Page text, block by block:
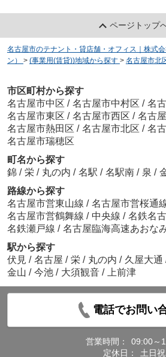
ページトップ
名古屋市のテナント・貸店舗・オフィス｜株式
ン）
> (事業用(賃貸))地域から探す > 名古屋市北
市区町村から探す
名古屋市中区 / 名古屋市中村区 / 名
名古屋市東区 / 名古屋市西区 / 名古
名古屋市熱田区 / 名古屋市北区 / 名
名古屋市瑞穂区
町名から探す
錦 / 栄 / 丸の内 / 名駅 / 名駅南 / 泉 /
路線から探す
名古屋市営東山線 / 名古屋市営桜通
名古屋市営鶴舞線 / 中央線 / 名鉄名
名鉄瀬戸線 / 名古屋臨海高速あおな
駅から探す
伏見 / 名古屋 / 栄 / 丸の内 / 久屋大通
金山 / 今池 / 大須観音 / 上前津
電話でお問い
営業時間：
09:00～
定休日：
土日祝